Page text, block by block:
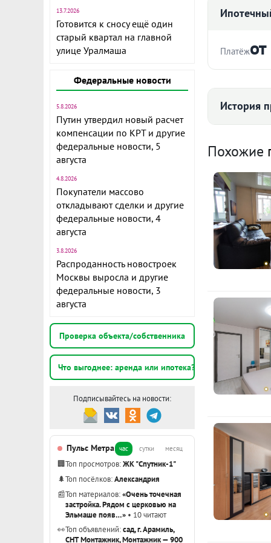
13.7.2026
Готовится к сносу ещё один
старый квартал на главной
улице Уралмаша
Федеральные новости
5.8.2026
Путин утвердил новый расчет
компенсации по КРТ и другие
федеральные новости, 5
августа
4.8.2026
Покупатели массово
откладывают сделки и другие
федеральные новости, 4
августа
3.8.2026
Распроданность новостроек
Москвы выросла и другие
федеральные новости, 3
августа
Проверка объекта/собственника
Что выгоднее: аренда или ипотека?
Подписывайтесь на новости:
Пульс Метра час сутки месяц
🏢Топ просмотров:ЖК "Спутник-1"
🌲Топ посёлков:Александрия
📰Топ материалов:«Очень точечная
застройка. Рядом с церковью на
Эльмаше появ…» • 10 читают
👀Топ объявлений:сад, г. Арамиль,
СНТ Монтажник, Монтажник — 900
кв. м. в
этаж, три
В подарок
Дом 1986 г,
корт, много
назад
дома.
Пять
школы № 6
Отличная
20-25
детскими
Исеть.
Квартира в
историей и
Если есть
возможно,
Быстрый
Платёж
Расчёт по
История
94
II
Показать
Похожие